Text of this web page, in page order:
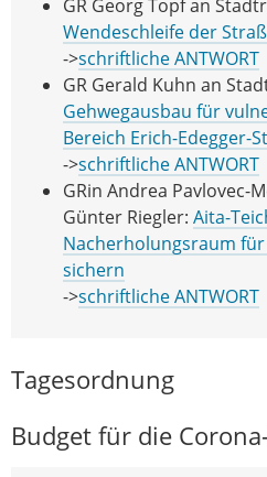
GR Georg Topf an
Wendeschleife der
->schriftliche ANTWORT
GR Gerald Kuhn an
Gehwegausbau für
Bereich Erich-Edegger-
->schriftliche ANTWORT
GRin Andrea Pavlovec-
Günter Riegler: Aita-
Nacherholungsraum
sichern
->schriftliche ANTWORT
Tagesordnung
Budget für die